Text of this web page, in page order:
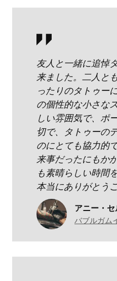
友人と一緒に追悼
来ました。二人と
ったりのタトゥー
の個性的な小さな
しい雰囲気で、ポ
切で、タトゥーの
のにとても協力的
来事だったにもか
も素晴らしい時間
本当にありがとう
アニー・セ
バブルガム